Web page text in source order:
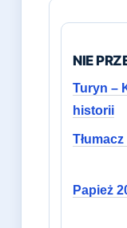
NIE
Turyn –
historii
Papież